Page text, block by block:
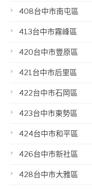
408台中市南屯區
413台中市霧峰區
420台中市豐原區
421台中市后里區
422台中市石岡區
423台中市東勢區
424台中市和平區
426台中市新社區
428台中市大雅區